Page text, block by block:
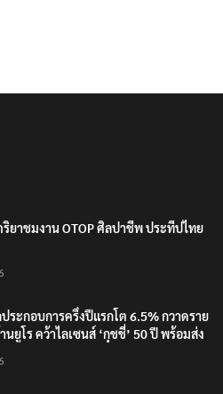
ริยาชมงาน OTOP ศิลปาชีพ ประทีปไทย
ระกอบการครึ่งปีแรกโต 6.5% กวาดราย
ยูโร คว้าไลเซนส์ ‘กุชชี่’ 50 ปี พร้อมส่ง